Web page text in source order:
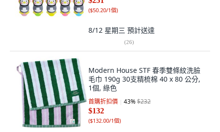
($50.20/1個)
8/12 星期三 預計送達
(26)
Modern House STF 春季雙條紋洗臉
毛巾 190g 30支精梳棉 40 x 80 公分,
1個, 綠色
首購折扣價 43%$232
$132
($132.00/1個)